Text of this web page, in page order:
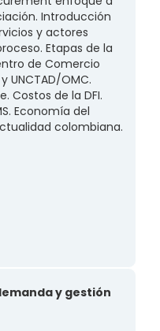
Introducción
y actores
Etapas de la
de Comercio
UNCTAD/OMC.
Costos de la DFI.
Economía del
colombiana.​
y gestión